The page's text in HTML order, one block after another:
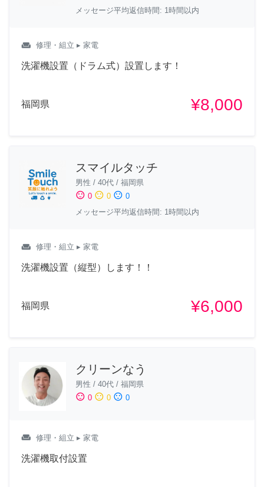
メッセージ平均返信時間: 1時間以内
weekend 修理・組立 ▸ 家電
洗濯機設置（ドラム式）設置します！
福岡県 ¥8,000
スマイルタッチ
男性 / 40代 / 福岡県
sentiment_satisfied 0 sentiment_neutral 0 sentiment_dissatisfied 0
メッセージ平均返信時間: 1時間以内
weekend 修理・組立 ▸ 家電
洗濯機設置（縦型）します！！
福岡県 ¥6,000
クリーンなう
男性 / 40代 / 福岡県
sentiment_satisfied 0 sentiment_neutral 0 sentiment_dissatisfied 0
weekend 修理・組立 ▸ 家電
洗濯機取付設置